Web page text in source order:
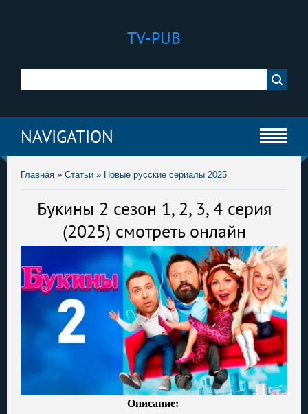
TV-PUB
NAVIGATION
Главная » Статьи » Новые русские сериалы 2025
Букины 2 сезон 1, 2, 3, 4 серия
(2025) смотреть онлайн
Описание: